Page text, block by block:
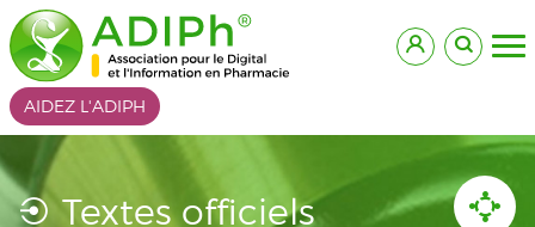
AIDEZ L'ADIPH
Textes officiels